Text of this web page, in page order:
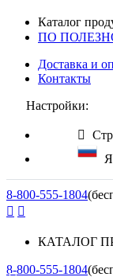
Каталог
ПО
Доставка и
Контакты
Настройки:
8-800-555-1804
КАТАЛОГ
8-800-555-1804